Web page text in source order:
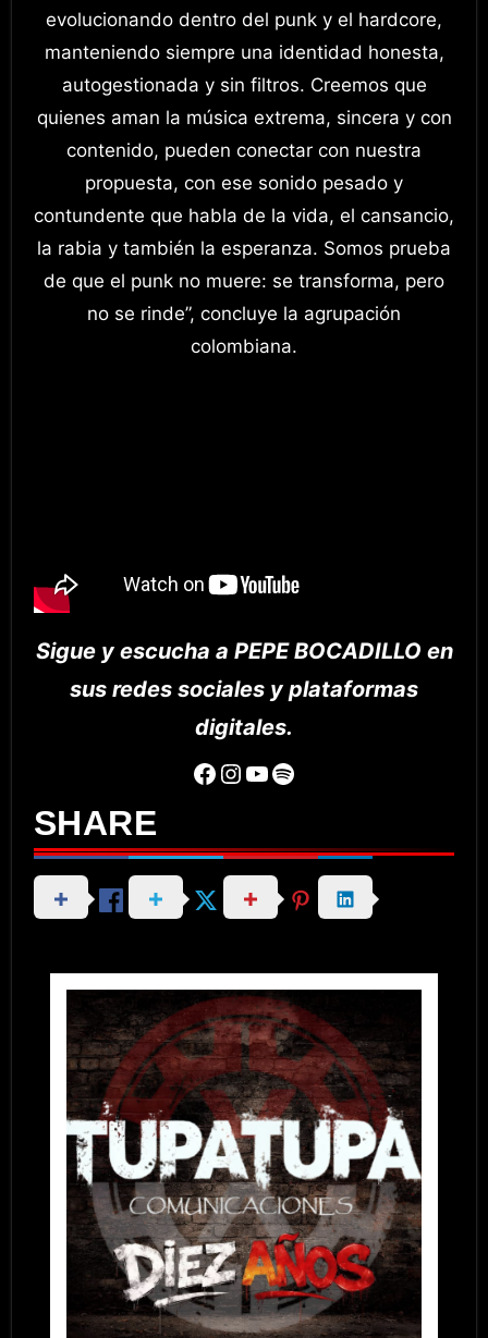
evolucionando dentro del punk y el hardcore,
manteniendo siempre una identidad honesta,
autogestionada y sin filtros. Creemos que
quienes aman la música extrema, sincera y con
contenido, pueden conectar con nuestra
propuesta, con ese sonido pesado y
contundente que habla de la vida, el cansancio,
la rabia y también la esperanza. Somos prueba
de que el punk no muere: se transforma, pero
no se rinde”, concluye la agrupación
colombiana.
Sigue y escucha a PEPE BOCADILLO en
sus redes sociales y plataformas
digitales.
Facebook Instagram YouTube Spotify
SHARE